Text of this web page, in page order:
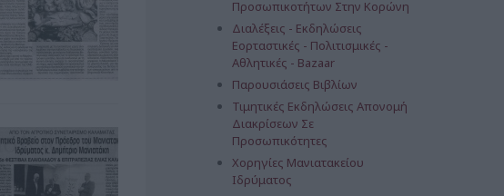
Προσωπικοτήτων Στην Κορώνη
Διαλέξεις - Εκδηλώσεις
Εορταστικές - Πολιτισμικές -
Αθλητικές - Bazaar
Παρουσιάσεις Βιβλίων
Τιμητικές Εκδηλώσεις Απονομή
Διακρίσεων Σε
Προσωπικότητες
Χορηγίες Μανιατακείου
Ιδρύματος